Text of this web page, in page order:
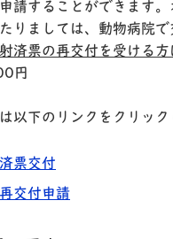
請することができます
りましては、動物病院
済票の再交付を受ける
円
以下のリンクをクリック
票交付
交付申請